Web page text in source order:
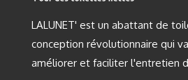
LALUNET' est un abattant de
conception révolutionnaire qui
améliorer et faciliter l'entretien